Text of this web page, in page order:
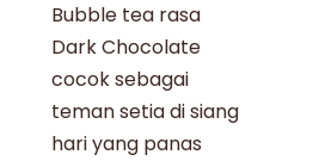
Bubble tea rasa
Dark Chocolate
cocok sebagai
teman setia di siang
hari yang panas